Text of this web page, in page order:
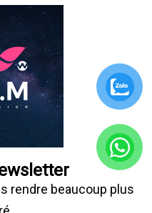
rendre beaucoup plus